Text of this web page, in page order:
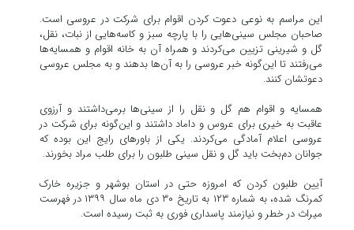
این مراسم به نوعی دعوت کردن اقوام برای شرکت در عروسی است.
صاحبان مجلس سینی‌هایی را با پارچه سبز و کاسه‌هایی از نبات، نقل،
گل و شیرینی تزیین می‌کردند و همراه آن به خانه اقوام و همسایه‌ها
می‌رفتند تا این‌گونه خبر عروسی را به آن‌ها بدهند و به مجلس عروسی
دعوتشان کنند.
همسایه و اقوام هم گل و نقل را از سینی‌ها برمی‌داشتند و آرزوی
عاقبت به خیری برای عروس و داماد داشتند و این‌گونه برای شرکت در
عروسی اعلام آمادگی می‌کردند. یکی از باورهای رایج این بوده که
جوانان دم‌بخت باید گل و نقل سینی طلبون را برای طلب مراد بخورند.
آیین طلبون کردن که امروزه حتی در استان بوشهر و جزیره خارک
کمرنگ شده، به شماره ١٢٣ به تاریخ ۳۰ دی ماه سال ١٣٩٩ در فهرست
میراث در خطر و نیازمند پاسداری فوری به ثبت رسیده است.